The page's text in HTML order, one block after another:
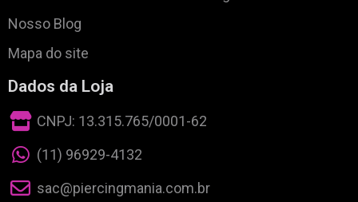
Nosso Blog
Mapa do site
Dados da Loja
CNPJ: 13.315.765/0001-62
(11) 96929-4132
sac@piercingmania.com.br